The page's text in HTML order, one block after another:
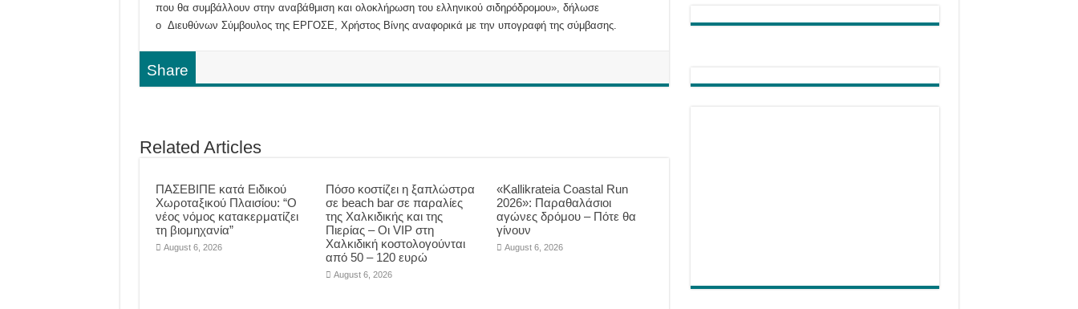
που θα συμβάλλουν στην αναβάθμιση και ολοκλήρωση του ελληνικού σιδηρόδρομου», δήλωσε
ο Διευθύνων Σύμβουλος της ΕΡΓΟΣΕ, Χρήστος Βίνης αναφορικά με την υπογραφή της σύμβασης.
Share
Related Articles
ΠΑΣΕΒΙΠΕ κατά Ειδικού
Χωροταξικού Πλαισίου: “Ο
νέος νόμος κατακερματίζει
τη βιομηχανία”
August 6, 2026
Πόσο κοστίζει η ξαπλώστρα
σε beach bar σε παραλίες
της Χαλκιδικής και της
Πιερίας – Οι VIP στη
Χαλκιδική κοστολογούνται
από 50 – 120 ευρώ
August 6, 2026
«Kallikrateia Coastal Run
2026»: Παραθαλάσιοι
αγώνες δρόμου – Πότε θα
γίνουν
August 6, 2026